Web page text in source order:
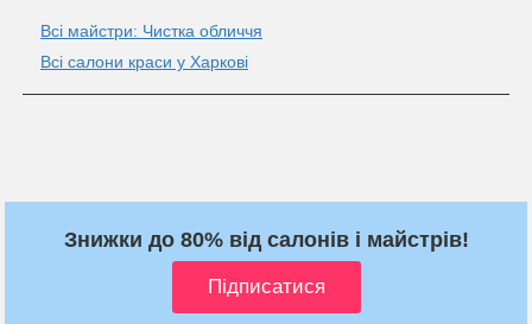
Всі майстри: Чистка обличчя
Всі салони краси у Харкові
Знижки до 80% від салонів і майстрів!